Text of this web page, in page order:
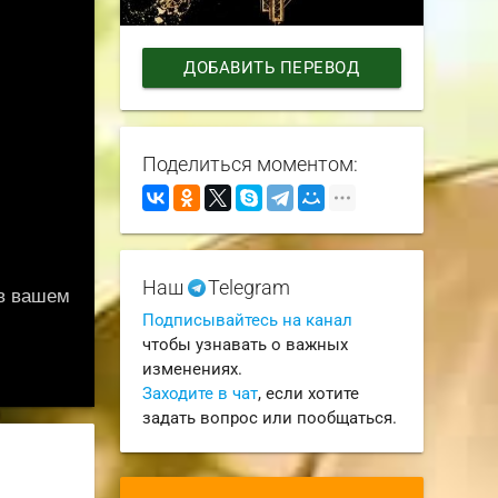
ДОБАВИТЬ ПЕРЕВОД
Поделиться моментом:
Наш Telegram
Подписывайтесь на канал
чтобы узнавать о важных
изменениях.
Заходите в чат, если хотите
задать вопрос или пообщаться.